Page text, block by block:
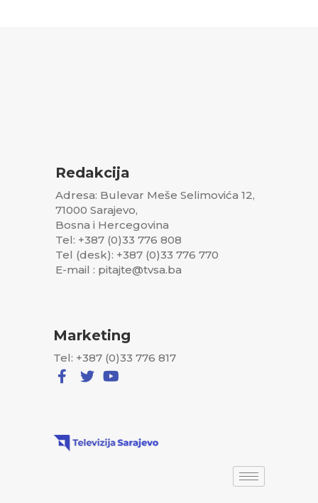
Redakcija
Adresa: Bulevar Meše Selimovića 12,
71000 Sarajevo,
Bosna i Hercegovina
Tel: +387 (0)33 776 808
Tel (desk): +387 (0)33 776 770
E-mail : pitajte@tvsa.ba
Marketing
Tel: +387 (0)33 776 817